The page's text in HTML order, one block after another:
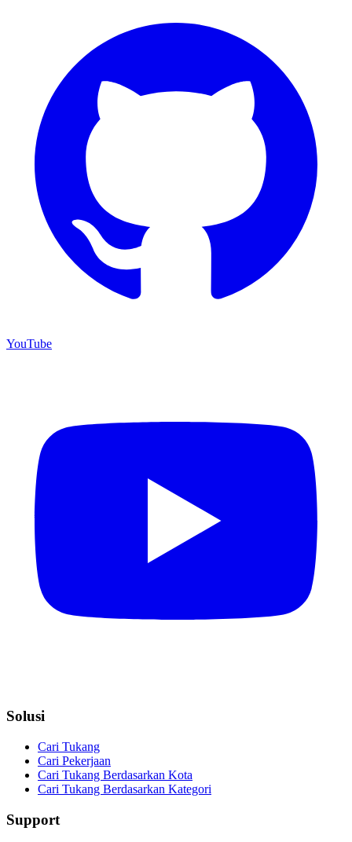
YouTube
Solusi
Cari Tukang
Cari Pekerjaan
Cari Tukang Berdasarkan Kota
Cari Tukang Berdasarkan Kategori
Support